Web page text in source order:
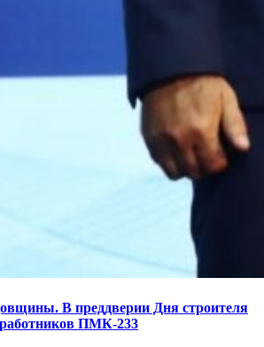
В преддверии Дня строителя
ПМК-233